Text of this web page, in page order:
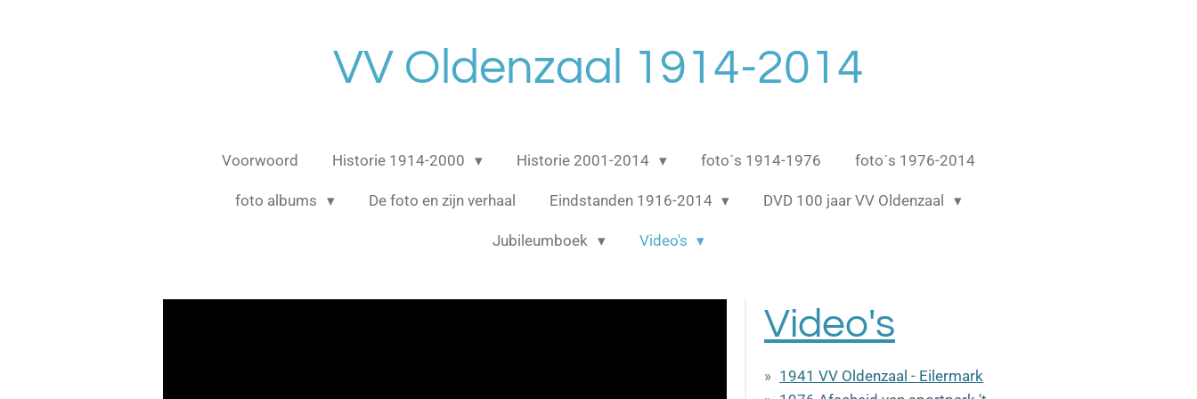
VV Oldenzaal 1914-2014
Voorwoord Historie 1914-2000 Historie 2001-2014 foto´s 1914-1976 foto´s 1976-2014
foto albums De foto en zijn verhaal Eindstanden 1916-2014 DVD 100 jaar VV Oldenzaal
Jubileumboek Video's
Video's
1941 VV Oldenzaal - Eilermark